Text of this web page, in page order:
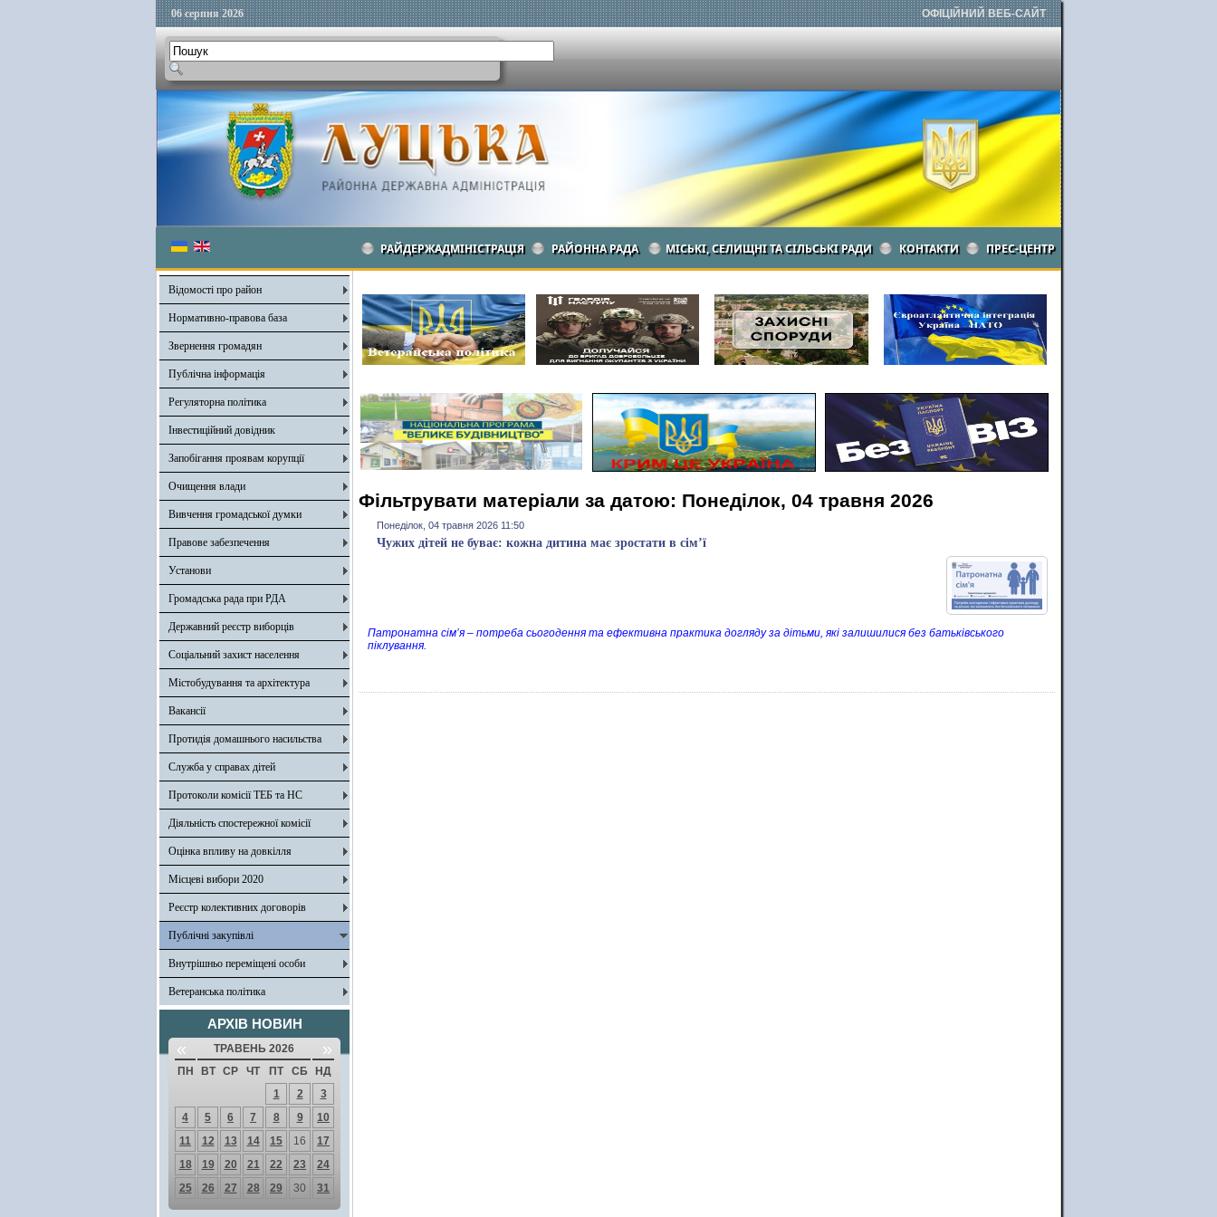
06 серпня 2026 ОФІЦІЙНИЙ ВЕБ-САЙТ
РАЙДЕРЖАДМІНІСТРАЦІЯ РАЙОННА РАДА МІСЬКІ, СЕЛИЩНІ ТА СІЛЬСЬКІ РАДИ КОНТАКТИ ПРЕС-ЦЕНТР
Відомості про район
Нормативно-правова база
Звернення громадян
Публічна інформація
Регуляторна політика
Інвестиційний довідник
Запобігання проявам корупції
Очищення влади
Вивчення громадської думки
Правове забезпечення
Установи
Громадська рада при РДА
Державний реєстр виборців
Соціальний захист населення
Містобудування та архітектура
Вакансії
Протидія домашнього насильства
Служба у справах дітей
Протоколи комісії ТЕБ та НС
Діяльність спостережної комісії
Оцінка впливу на довкілля
Місцеві вибори 2020
Реєстр колективних договорів
Публічні закупівлі
Внутрішньо переміщені особи
Ветеранська політика
АРХІВ НОВИН
« ТРАВЕНЬ 2026 »
ПН ВТ СР ЧТ ПТ СБ
НД
1
2
3
4
5 6 7 8 9
10
11
12 13 14 15 16
17
18
19 20 21 22 23
24
25
26 27 28 29 30 31
Фільтрувати матеріали за датою: Понеділок, 04 травня 2026
Понеділок, 04 травня 2026 11:50
Чужих дітей не буває: кожна дитина має зростати в сім’ї
Патронатна сім’я – потреба сьогодення та ефективна практика догляду за дітьми, які залишилися без батьківського
піклування.